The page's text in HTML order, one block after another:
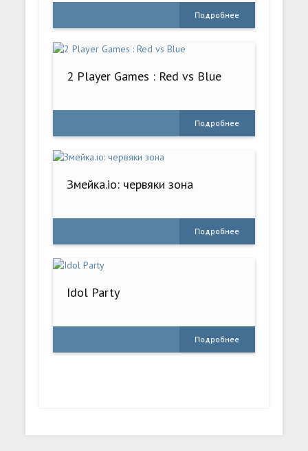
Подробнее
2 Player Games : Red vs Blue
Подробнее
Змейка.io: червяки зона
Подробнее
Idol Party
Подробнее